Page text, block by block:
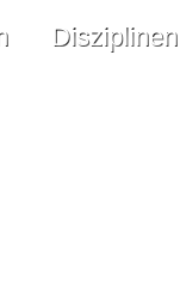
Disziplinen